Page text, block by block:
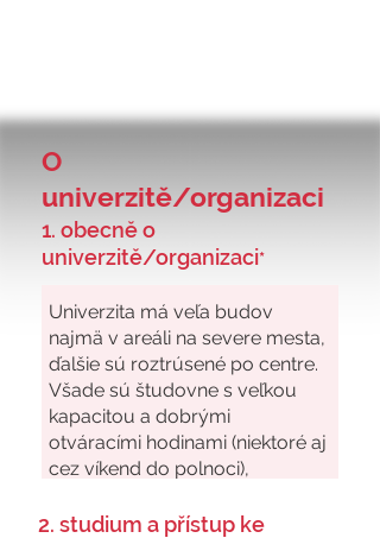
O
univerzitě/organizaci
1. obecně o
univerzitě/organizaci*
2. studium a přístup ke